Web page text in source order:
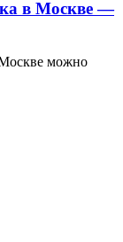
в Москве —
можно